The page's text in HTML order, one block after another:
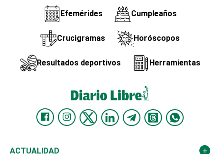
Efemérides Cumpleaños
Crucigramas Horóscopos
Resultados deportivos Herramientas
ACTUALIDAD